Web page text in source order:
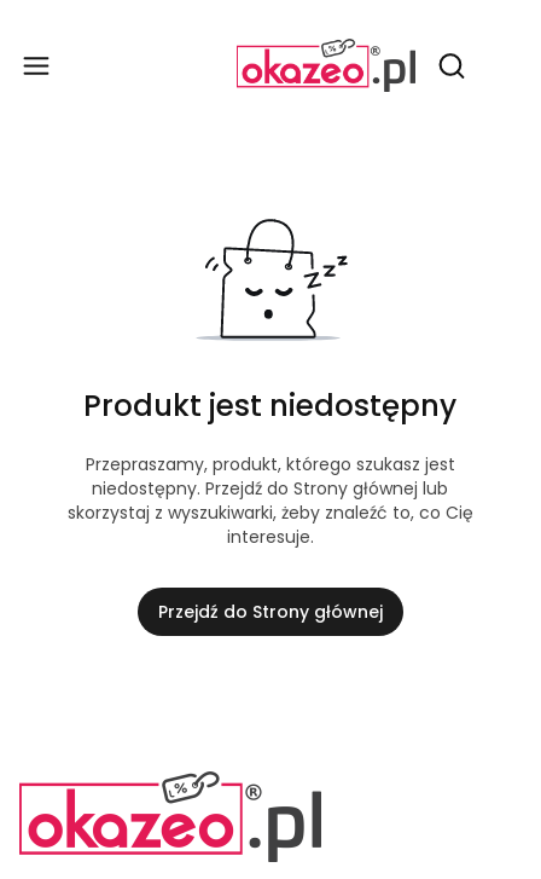
Otwórz
Produkt jest niedostępny
Przepraszamy, produkt, którego szukasz jest
niedostępny. Przejdź do Strony głównej lub
skorzystaj z wyszukiwarki, żeby znaleźć to, co Cię
interesuje.
Przejdź do Strony głównej